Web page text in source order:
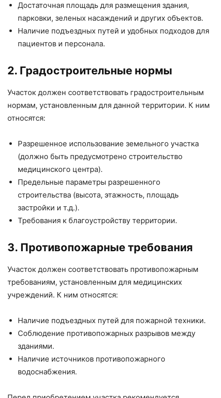
Достаточная площадь для размещения здания,
парковки, зеленых насаждений и других объектов.
Наличие подъездных путей и удобных подходов для
пациентов и персонала.
2. Градостроительные нормы
Участок должен соответствовать градостроительным
нормам, установленным для данной территории. К ним
относятся:
Разрешенное использование земельного участка
(должно быть предусмотрено строительство
медицинского центра).
Предельные параметры разрешенного
строительства (высота, этажность, площадь
застройки и т.д.).
Требования к благоустройству территории.
3. Противопожарные требования
Участок должен соответствовать противопожарным
требованиям, установленным для медицинских
учреждений. К ним относятся:
Наличие подъездных путей для пожарной техники.
Соблюдение противопожарных разрывов между
зданиями.
Наличие источников противопожарного
водоснабжения.